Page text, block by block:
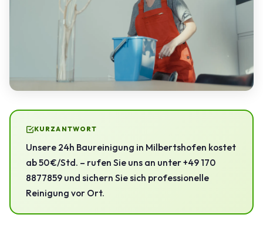
KURZANTWORT
Unsere 24h Baureinigung in Milbertshofen kostet
ab 50 €/Std. – rufen Sie uns an unter +49 170
8877859 und sichern Sie sich professionelle
Reinigung vor Ort.